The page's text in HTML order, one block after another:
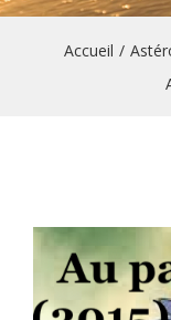
Accueil /